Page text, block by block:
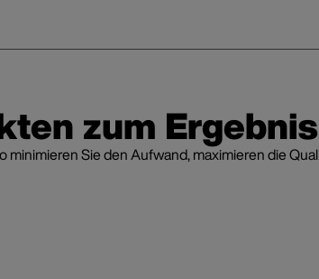
zum Ergebnis
Sie den Aufwand, maximieren die